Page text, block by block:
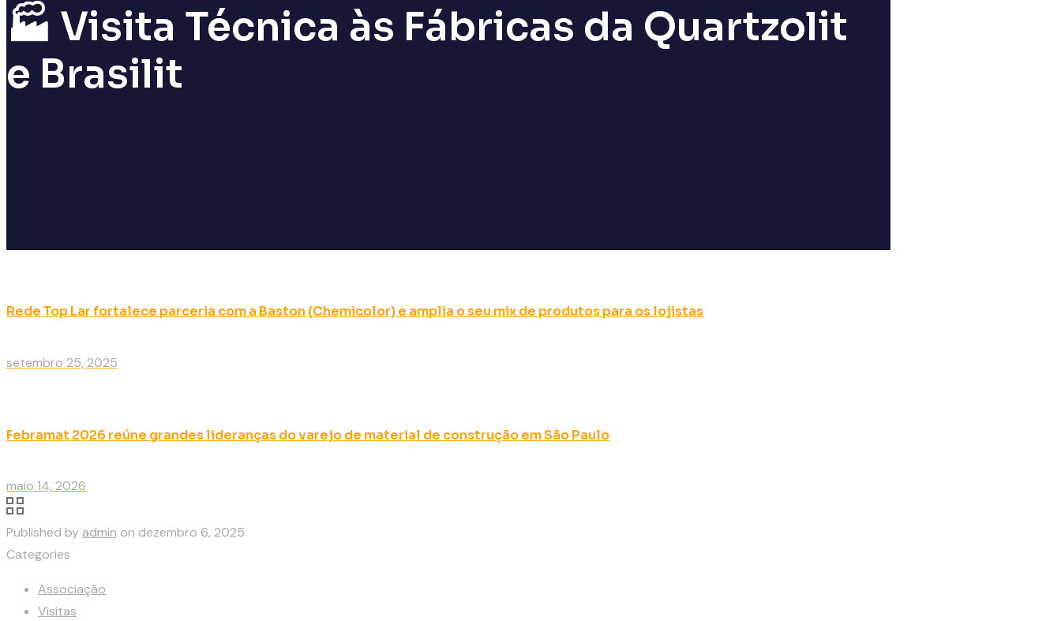
🏭 Visita Técnica às Fábricas da Quartzolit
e Brasilit
Rede Top Lar fortalece parceria com a Baston (Chemicolor) e amplia o seu mix de produtos para os lojistas
setembro 25, 2025
Febramat 2026 reúne grandes lideranças do varejo de material de construção em São Paulo
maio 14, 2026
Published by admin on dezembro 6, 2025
Categories
Associação
Visitas